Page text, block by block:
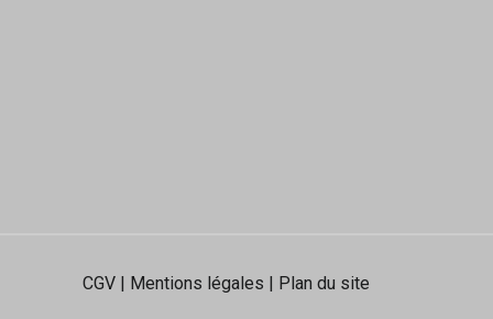
CGV| Mentions légales | Plan du site